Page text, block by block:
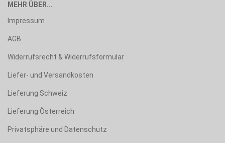
MEHR ÜBER...
Impressum
AGB
Widerrufsrecht & Widerrufsformular
Liefer- und Versandkosten
Lieferung Schweiz
Lieferung Österreich
Privatsphäre und Datenschutz